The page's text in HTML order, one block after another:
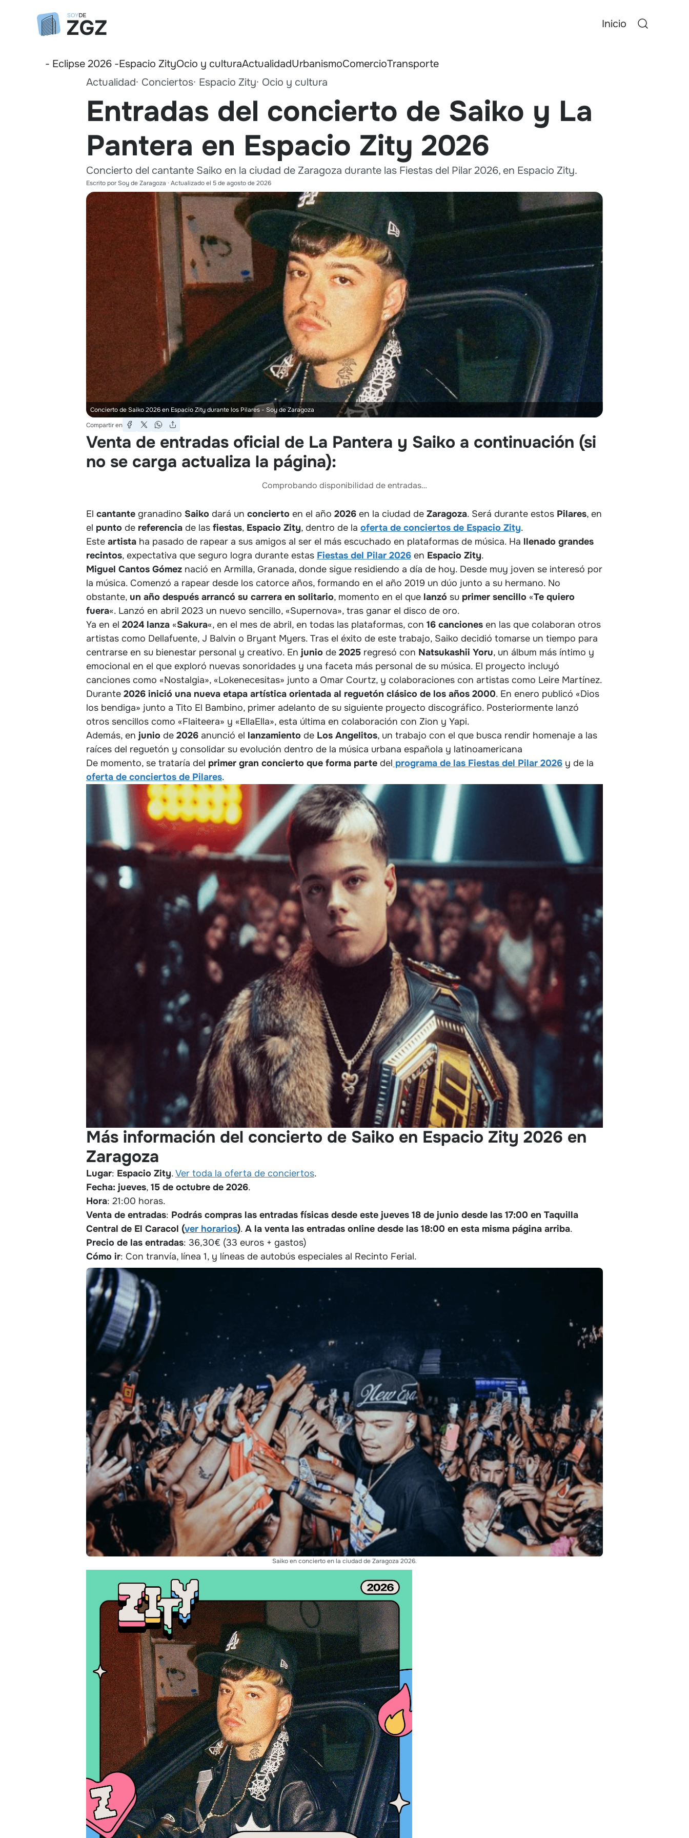
Inicio
- Eclipse 2026 -Espacio ZityOcio y culturaActualidadUrbanismoComercioTransporte
Actualidad Conciertos Espacio Zity Ocio y cultura
Entradas del concierto de Saiko y La
Pantera en Espacio Zity 2026
Concierto del cantante Saiko en la ciudad de Zaragoza durante las Fiestas del Pilar 2026, en Espacio Zity.
Escrito porSoy de Zaragoza · Actualizado el 5 de agosto de 2026
Concierto de Saiko 2026 en Espacio Zity durante los Pilares - Soy de Zaragoza
Compartir en
Venta de entradas oficial de La Pantera y Saiko a continuación (si
no se carga actualiza la página):
Comprobando disponibilidad de entradas…
El cantante granadino Saiko dará un concierto en el año 2026 en la ciudad de Zaragoza. Será durante estos Pilares, en
el punto de referencia de las fiestas, Espacio Zity, dentro de la oferta de conciertos de Espacio Zity.
Este artista ha pasado de rapear a sus amigos al ser el más escuchado en plataformas de música. Ha llenado grandes
recintos, expectativa que seguro logra durante estas Fiestas del Pilar 2026 en Espacio Zity.
Miguel Cantos Gómez nació en Armilla, Granada, donde sigue residiendo a día de hoy. Desde muy joven se interesó por
la música. Comenzó a rapear desde los catorce años, formando en el año 2019 un dúo junto a su hermano. No
obstante, un año después arrancó su carrera en solitario, momento en el que lanzó su primer sencillo «Te quiero
fuera«. Lanzó en abril 2023 un nuevo sencillo, «Supernova», tras ganar el disco de oro.
Ya en el 2024 lanza «Sakura«, en el mes de abril, en todas las plataformas, con 16 canciones en las que colaboran otros
artistas como Dellafuente, J Balvin o Bryant Myers. Tras el éxito de este trabajo, Saiko decidió tomarse un tiempo para
centrarse en su bienestar personal y creativo. En junio de 2025 regresó con Natsukashii Yoru, un álbum más íntimo y
emocional en el que exploró nuevas sonoridades y una faceta más personal de su música. El proyecto incluyó
canciones como «Nostalgia», «Lokenecesitas» junto a Omar Courtz, y colaboraciones con artistas como Leire Martínez.
Durante 2026 inició una nueva etapa artística orientada al reguetón clásico de los años 2000. En enero publicó «Dios
los bendiga» junto a Tito El Bambino, primer adelanto de su siguiente proyecto discográfico. Posteriormente lanzó
otros sencillos como «Flaiteera» y «EllaElla», esta última en colaboración con Zion y Yapi.
Además, en junio de 2026 anunció el lanzamiento de Los Angelitos, un trabajo con el que busca rendir homenaje a las
raíces del reguetón y consolidar su evolución dentro de la música urbana española y latinoamericana
De momento, se trataría del primer gran concierto que forma parte del programa de las Fiestas del Pilar 2026 y de la
oferta de conciertos de Pilares.
Más información del concierto de Saiko en Espacio Zity 2026 en
Zaragoza
Lugar: Espacio Zity.Ver toda la oferta de conciertos.
Fecha: jueves, 15 de octubre de 2026.
Hora: 21:00 horas.
Venta de entradas: Podrás compras las entradas físicas desde este jueves 18 de junio desde las 17:00 en Taquilla
Central de El Caracol (ver horarios). A la venta las entradas online desde las 18:00 en esta misma página arriba.
Precio de las entradas: 36,30€ (33 euros + gastos)
Cómo ir: Con tranvía, línea 1, y líneas de autobús especiales al Recinto Ferial.
Saiko en concierto en la ciudad de Zaragoza 2026.